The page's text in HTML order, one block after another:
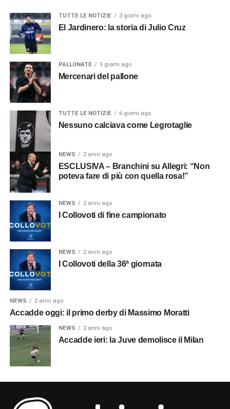
TUTTE LE NOTIZIE 3 giorni ago
El Jardinero: la storia di Julio Cruz
PALLONATE 5 giorni ago
Mercenari del pallone
TUTTE LE NOTIZIE 6 giorni ago
Nessuno calciava come Legrotaglie
NEWS 2 anni ago
ESCLUSIVA – Branchini su Allegri: “Non
poteva fare di più con quella rosa!”
NEWS 2 anni ago
I Collovoti di fine campionato
NEWS 2 anni ago
I Collovoti della 36ª giornata
NEWS 2 anni ago
Accadde oggi: il primo derby di Massimo Moratti
NEWS 2 anni ago
Accadde ieri: la Juve demolisce il Milan